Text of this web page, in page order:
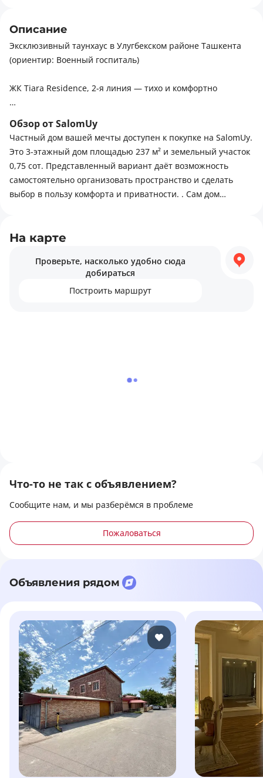
Описание
Эксклюзивный таунхаус в Улугбекском районе Ташкента
(ориентир: Военный госпиталь)
ЖК Tiara Residence, 2-я линия — тихо и комфортно
Space. Черновая отделка под ваш дизайн
Преимущества:
Немецкое качество
Все коммуникации, охраняемая территория
Озеленение, спортзал, сауна, бассейн
магазины, Парк, зелёная зона, Школа, Развлекательные
Обзор от SalomUy
Частный дом вашей мечты доступен к покупке на SalomUy.
Это 3-этажный дом площадью 237 м² и земельный участок
0,75 сот. Представленный вариант даёт возможность
самостоятельно организовать пространство и сделать
выбор в пользу комфорта и приватности. . Сам дом
религиозные объекты, а также сады.
На карте
Проверьте, насколько удобно сюда
добираться
Построить маршрут
Что-то не так с объявлением?
Сообщите нам, и мы разберёмся в проблеме
Пожаловаться
Объявления рядом